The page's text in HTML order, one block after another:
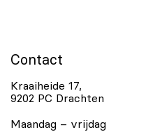
Contact
Kraaiheide 17,
9202 PC Drachten
Maandag – vrijdag